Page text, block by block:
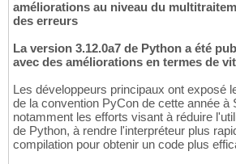
améliorations au niveau du
des erreurs
La version 3.12.0a7 de Python a été
avec des améliorations en termes de
Les développeurs principaux ont exposé
de la convention PyCon de cette année à
notamment les efforts visant à réduire
de Python, à rendre l'interpréteur plus
compilation pour obtenir un code plus